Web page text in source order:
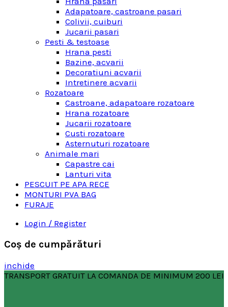
Adapatoare, castroane pasari
Colivii, cuiburi
Jucarii pasari
Pesti & testoase
Hrana pesti
Bazine, acvarii
Decoratiuni acvarii
Intretinere acvarii
Rozatoare
Castroane, adapatoare rozatoare
Hrana rozatoare
Jucarii rozatoare
Custi rozatoare
Asternuturi rozatoare
Animale mari
Capastre cai
Lanturi vita
PESCUIT PE APA RECE
MONTURI PVA BAG
FURAJE
Login / Register
Coş de cumpărături
inchide
TRANSPORT GRATUIT LA COMANDA DE MINIMUM 200 LEI